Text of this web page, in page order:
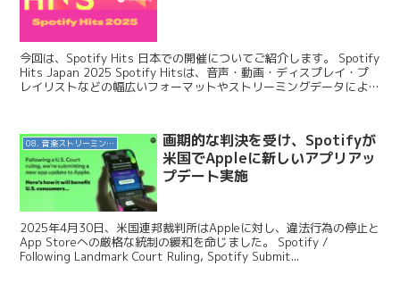
今回は、Spotify Hits 日本での開催についてご紹介します。 Spotify
Hits Japan 2025 Spotify Hitsは、音声・動画・ディスプレイ・プ
レイリストなどの幅広いフォーマットやストリーミングデータによる
08. 音楽ストリーミングサービス
画期的な判決を受け、Spotifyが
米国でAppleに新しいアプリアッ
プデート実施
2025年4月30日、米国連邦裁判所はAppleに対し、違法行為の停止と
App Storeへの厳格な統制の緩和を命じました。 Spotify /
Following Landmark Court Ruling, Spotify Submit...